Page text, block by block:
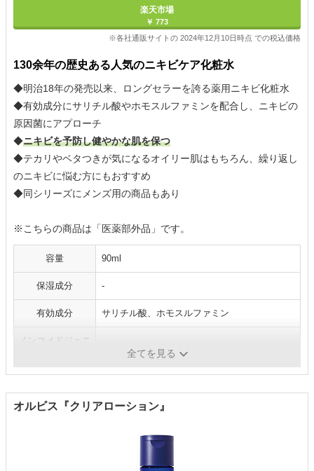
楽天市場
￥ 773
※各社通販サイトの 2024年12月10日時点 での税込価格
130余年の歴史ある人気のニキビケア化粧水
◆明治18年の発売以来、ロングセラーを誇る薬用ニキビ化粧水
◆有効成分にサリチル酸やホモスルファミンを配合し、ニキビの
原因菌にアプローチ
◆ニキビを予防し健やかな肌を保つ
◆テカリやベタつきが気になるオイリー肌はもちろん、繰り返し
のニキビに悩む方にもおすすめ
◆同シリーズにメンズ用の商品もあり
※こちらの商品は「医薬部外品」です。
容量 90ml
保湿成分 -
有効成分 サリチル酸、ホモスルファミン
ノンコメドジェニ
全てを見る
オルビス『クリアローション』